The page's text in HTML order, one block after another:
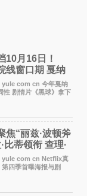
10月16日！
线窗口期 戛纳
com cn 今年戛纳
性 剧情片《黑球》拿下
长院线放映期——该片
国影院上映（此前定档
焦“丽兹·波顿斧
比蒂领衔 查理·
cn Netflix真
四季首曝海报与剧
载的著名血腥杀人案
继母案。 本季由艾